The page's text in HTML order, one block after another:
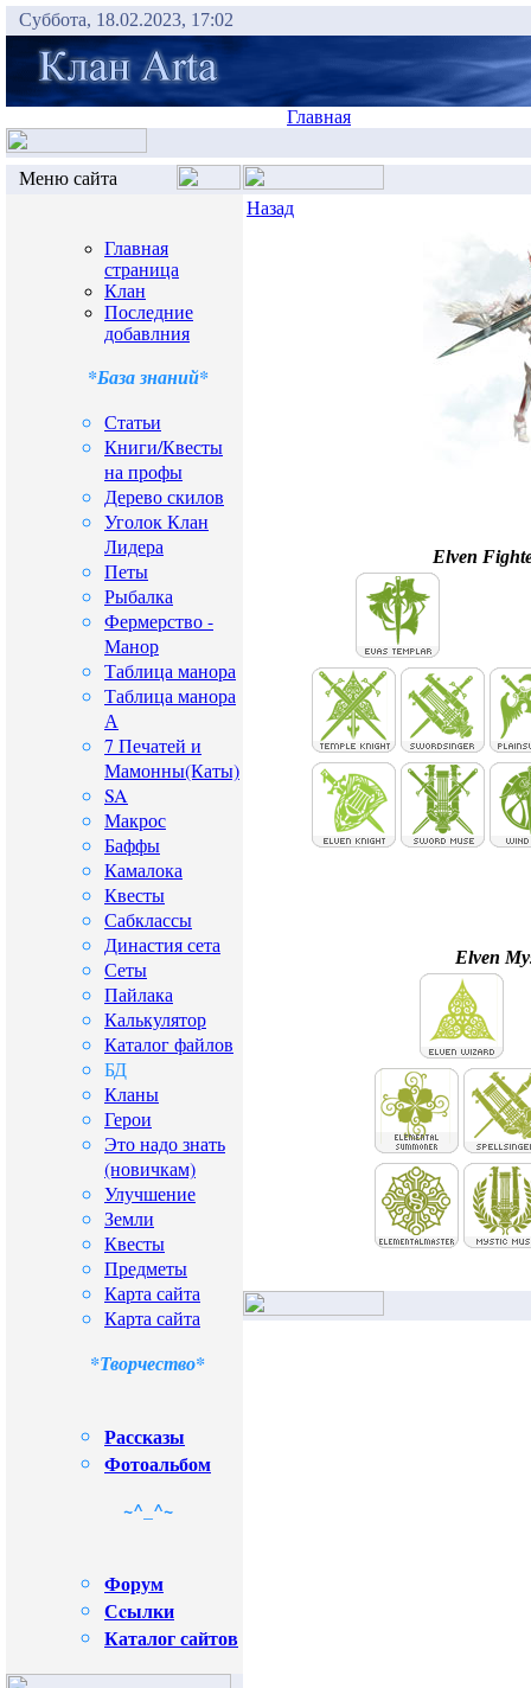
Суббота, 18.02.2023, 17:02
Главная
Меню сайта
Главная
страница
Клан
Последние
добавлния
*База знаний*
Статьи
Книги/Квесты
на профы
Дерево скилов
Уголок Клан
Лидера
Петы
Рыбалка
Фермерство -
Манор
Таблица манора
Таблица манора
А
7 Печатей и
Мамонны(Каты)
SA
Макрос
Баффы
Камалока
Квесты
Сабклассы
Династия сета
Сеты
Пайлака
Калькулятор
Каталог файлов
БД
Кланы
Герои
Это надо знать
(новичкам)
Улучшение
Земли
Квесты
Предметы
Карта сайта
Карта сайта
*Творчество*
Рассказы
Фотоальбом
~^_^~
Форум
Сcылки
Каталог сайтов
Назад
Elven
Elven